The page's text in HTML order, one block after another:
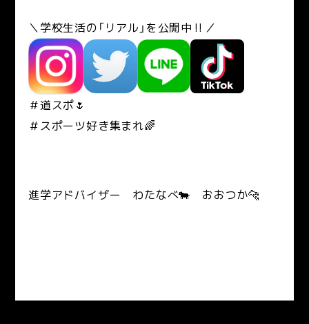
＼学校生活の「リアル」を公開中‼／
＃道スポ🌷
＃スポーツ好き集まれ🌈
進学アドバイザー わたなべ🐄 おおつか🐆